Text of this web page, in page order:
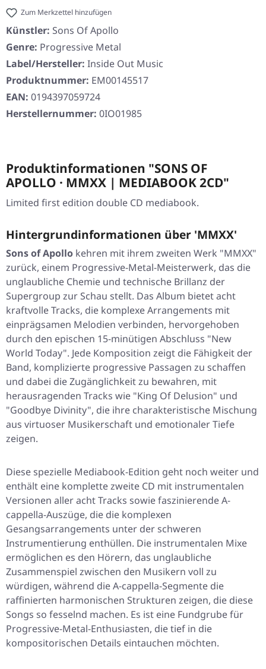
Zum Merkzettel hinzufügen
Künstler: Sons Of Apollo
Genre: Progressive Metal
Label/Hersteller: Inside Out Music
Produktnummer: EM00145517
EAN: 0194397059724
Herstellernummer: 0IO01985
Produktinformationen "SONS OF
APOLLO · MMXX | MEDIABOOK 2CD"
Limited first edition double CD mediabook.
Hintergrundinformationen über 'MMXX'
Sons of Apollo kehren mit ihrem zweiten Werk "MMXX"
zurück, einem Progressive-Metal-Meisterwerk, das die
unglaubliche Chemie und technische Brillanz der
Supergroup zur Schau stellt. Das Album bietet acht
kraftvolle Tracks, die komplexe Arrangements mit
einprägsamen Melodien verbinden, hervorgehoben
durch den epischen 15-minütigen Abschluss "New
World Today". Jede Komposition zeigt die Fähigkeit der
Band, komplizierte progressive Passagen zu schaffen
und dabei die Zugänglichkeit zu bewahren, mit
herausragenden Tracks wie "King Of Delusion" und
"Goodbye Divinity", die ihre charakteristische Mischung
aus virtuoser Musikerschaft und emotionaler Tiefe
zeigen.
Diese spezielle Mediabook-Edition geht noch weiter und
enthält eine komplette zweite CD mit instrumentalen
Versionen aller acht Tracks sowie faszinierende A-
cappella-Auszüge, die die komplexen
Gesangsarrangements unter der schweren
Instrumentierung enthüllen. Die instrumentalen Mixe
ermöglichen es den Hörern, das unglaubliche
Zusammenspiel zwischen den Musikern voll zu
würdigen, während die A-cappella-Segmente die
raffinierten harmonischen Strukturen zeigen, die diese
Songs so fesselnd machen. Es ist eine Fundgrube für
Progressive-Metal-Enthusiasten, die tief in die
kompositorischen Details eintauchen möchten.